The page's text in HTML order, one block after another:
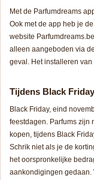
Met de Parfumdreams
Ook met de app heb je
website
alleen aangeboden via
geval. Het installeren
Tijdens Black
Black Friday, eind
feestdagen. Parfums zijn
kopen, tijdens Black
Schrik niet als je de
het oorspronkelijke
aankondigingen gedaan.